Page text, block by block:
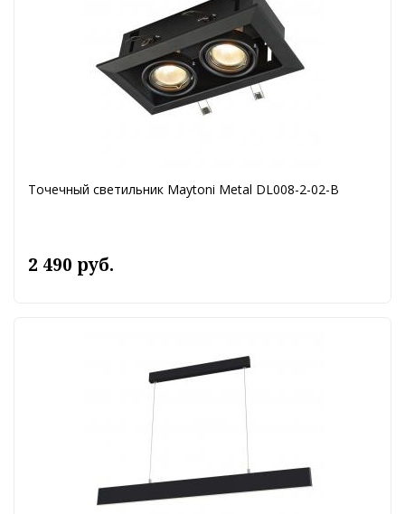
Точечный светильник Maytoni Metal DL008-2-02-B
2 490 руб.